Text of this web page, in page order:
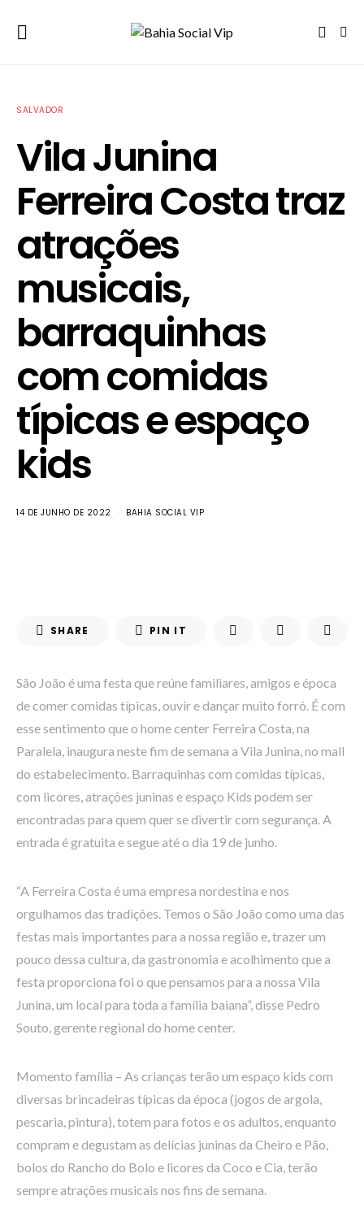
SALVADOR
Vila Junina
Ferreira Costa traz
atrações
musicais,
barraquinhas
com comidas
típicas e espaço
kids
14 DE JUNHO DE 2022 BAHIA SOCIAL VIP
SHARE PIN IT
São João é uma festa que reúne familiares, amigos e época
de comer comidas típicas, ouvir e dançar muito forró. É com
esse sentimento que o home center Ferreira Costa, na
Paralela, inaugura neste fim de semana a Vila Junina, no mall
do estabelecimento. Barraquinhas com comidas típicas,
com licores, atrações juninas e espaço Kids podem ser
encontradas para quem quer se divertir com segurança. A
entrada é gratuita e segue até o dia 19 de junho.
“A Ferreira Costa é uma empresa nordestina e nos
orgulhamos das tradições. Temos o São João como uma das
festas mais importantes para a nossa região e, trazer um
pouco dessa cultura, da gastronomia e acolhimento que a
festa proporciona foi o que pensamos para a nossa Vila
Junina, um local para toda a família baiana”, disse Pedro
Souto, gerente regional do home center.
Momento família – As crianças terão um espaço kids com
diversas brincadeiras típicas da época (jogos de argola,
pescaria, pintura), totem para fotos e os adultos, enquanto
compram e degustam as delícias juninas da Cheiro e Pão,
bolos do Rancho do Bolo e licores da Coco e Cia, terão
sempre atrações musicais nos fins de semana.